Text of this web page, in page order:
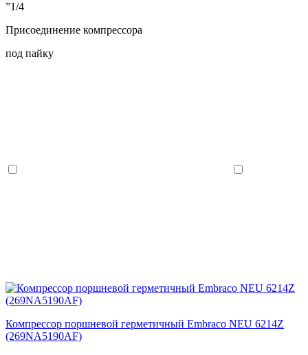
”1/4
Присоединение компрессора
под пайку
Компрессор поршневой герметичный Embraco NEU 6214Z
(269NA5190AF)